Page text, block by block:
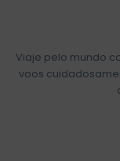
Viaje pelo mundo
voos